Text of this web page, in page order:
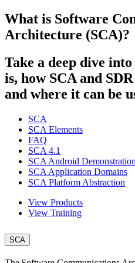
What is Software
Architecture (SCA)?
Take a deep dive
is, how SCA and
and where it can be
SCA
SCA Elements
FAQ
SCA 4.1
SCA Android Demonstration
SCA Application Domains
SCA Platform Abstraction
View Products
View Training
SCA